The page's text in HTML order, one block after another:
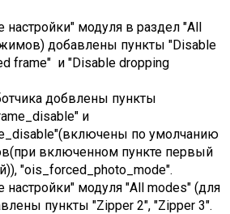
модуля в раздел "All
добавлены пункты "Disable
frame" и "Disable dropping
добвлены пункты
и
по умолчанию
включенном пункте первый
"ois_forced_photo_mode".
модуля "All modes" (для
пункты "Zipper 2", "Zipper 3".